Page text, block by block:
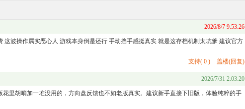
2026/8/7 9:53:26
波操作属实恶心人 游戏本身倒是还行 手动挡手感挺真实 就是这存档机制太坑爹 建议官方
支持( 0 ) 盖楼(回复)
2026/7/31 2:03:20
里胡哨加一堆没用的，方向盘反馈也不如老版真实。建议新手直接下旧版，体验纯粹的手